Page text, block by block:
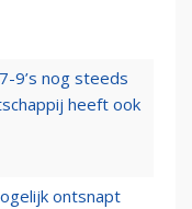
9’s nog steeds
heeft ook
ontsnapt